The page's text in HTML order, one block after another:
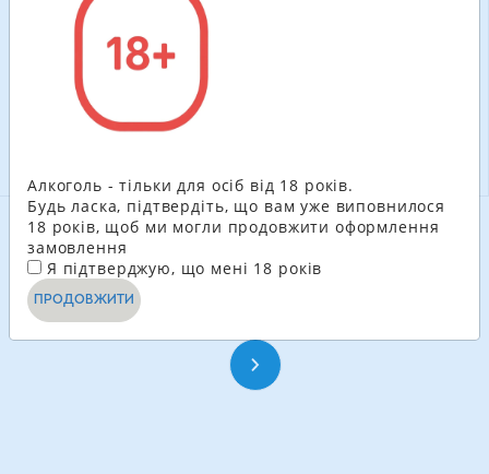
100.80
В КОШИК
Алкоголь - тільки для осіб від 18 років.
Будь ласка, підтвердіть, що вам уже виповнилося
18 років, щоб ми могли продовжити оформлення
замовлення
Я підтверджую, що мені 18 років
ПРОДОВЖИТИ